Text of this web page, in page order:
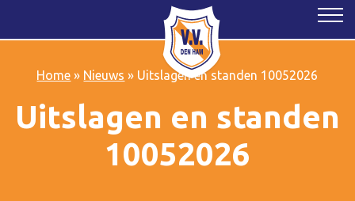
Home » Nieuws » Uitslagen en standen 10052026
Uitslagen en standen
10052026